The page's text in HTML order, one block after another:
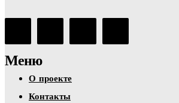
Меню
О проекте
Контакты